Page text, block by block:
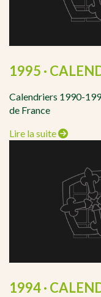
1995 ·
Calendriers 1990-
de France
Lire la suite
1994 ·